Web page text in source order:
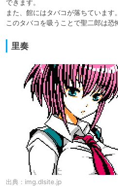
できます。
また、館にはタバコが落ちています。
里奏
出典： img.dlsite.jp